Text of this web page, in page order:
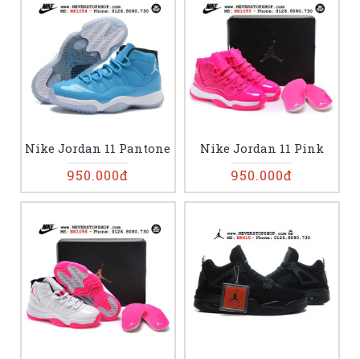
Nike Jordan 11 Pantone
950.000đ
Nike Jordan 11 Pink
950.000đ